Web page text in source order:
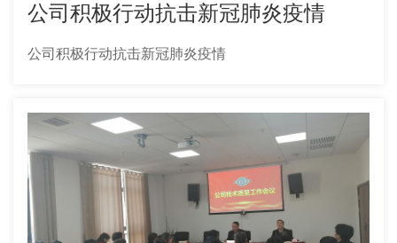
公司积极行动抗击新冠肺炎疫情
公司积极行动抗击新冠肺炎疫情